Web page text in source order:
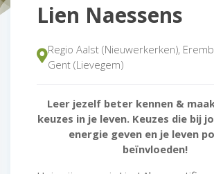
Lien Naessens
Regio Aalst (Nieuwerkerken),
Gent (Lievegem)
Leer jezelf beter kennen &
keuzes in je leven. Keuzes die bij
energie geven en je leven
beïnvloeden!